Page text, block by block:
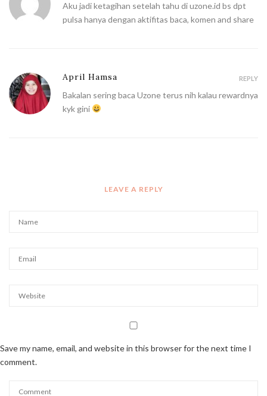
Aku jadi ketagihan setelah tahu di uzone.id bs dpt
pulsa hanya dengan aktifitas baca, komen and share
April Hamsa
Bakalan sering baca Uzone terus nih kalau rewardnya
kyk gini
REPLY
LEAVE A REPLY
Save my name, email, and website in this browser for the next time I
comment.